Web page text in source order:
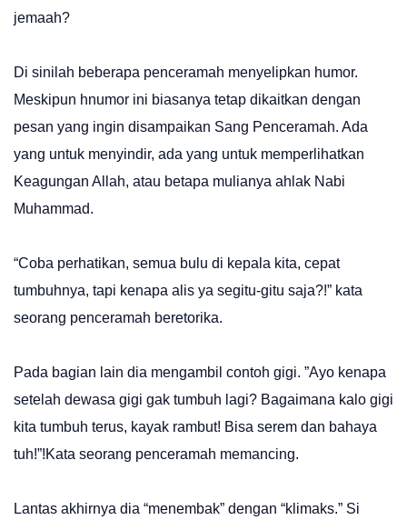
jemaah?
Di sinilah beberapa penceramah menyelipkan humor.
Meskipun hnumor ini biasanya tetap dikaitkan dengan
pesan yang ingin disampaikan Sang Penceramah. Ada
yang untuk menyindir, ada yang untuk memperlihatkan
Keagungan Allah, atau betapa mulianya ahlak Nabi
Muhammad.
“Coba perhatikan, semua bulu di kepala kita, cepat
tumbuhnya, tapi kenapa alis ya segitu-gitu saja?!” kata
seorang penceramah beretorika.
Pada bagian lain dia mengambil contoh gigi. ”Ayo kenapa
setelah dewasa gigi gak tumbuh lagi? Bagaimana kalo gigi
kita tumbuh terus, kayak rambut! Bisa serem dan bahaya
tuh!”!Kata seorang penceramah memancing.
Lantas akhirnya dia “menembak” dengan “klimaks.” Si